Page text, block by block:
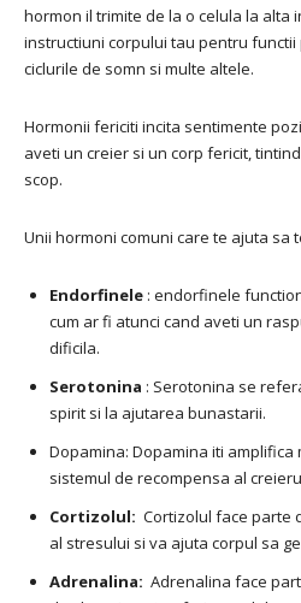
hormon il trimite de la o celula la alta
instructiuni corpului tau pentru
ciclurile de somn si multe altele.
Hormonii fericiti incita sentimente
aveti un creier si un corp fericit,
scop.
Unii hormoni comuni care te ajuta sa
Endorfinele : endorfinele
cum ar fi atunci cand aveti un
dificila.
Serotonina : Serotonina se
spirit si la ajutarea bunastarii.
Dopamina: Dopamina iti
sistemul de recompensa al
Cortizolul: Cortizolul face parte
al stresului si va ajuta corpul sa
Adrenalina: Adrenalina face